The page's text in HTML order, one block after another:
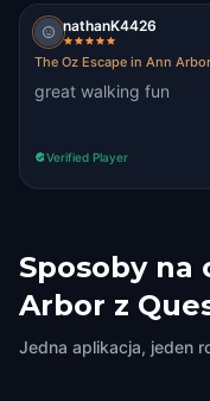
nathanK4426
The Oz Escape in Ann Arbor
great walking fun
Verified Player
Sposoby na
Arbor z
Jedna aplikacja, jeden